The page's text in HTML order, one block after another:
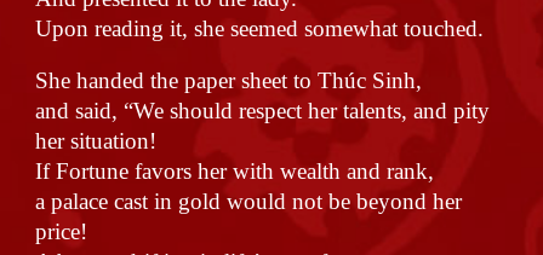
Upon reading it, she seemed somewhat touched.
She handed the paper sheet to Thúc Sinh,
and said, “We should respect her talents, and pity
her situation!
If Fortune favors her with wealth and rank,
a palace cast in gold would not be beyond her
price!